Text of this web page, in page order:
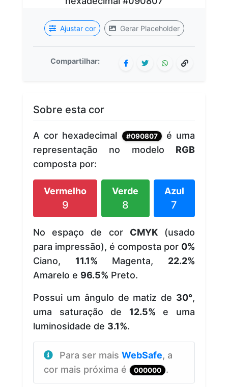
Ajustar cor Gerar Placeholder
Compartilhar:
Sobre esta cor
A cor hexadecimal #090807 é uma
representação no modelo RGB
composta por:
Vermelho
9
Verde
8
Azul
7
No espaço de cor CMYK(usado
para impressão), é composta por 0%
Ciano, 11.1% Magenta, 22.2%
Amarelo e 96.5% Preto.
Possui um ângulo de matiz de 30°,
uma saturação de 12.5% e uma
luminosidade de 3.1%.
Para ser mais WebSafe, a
cor mais próxima é
000000 .